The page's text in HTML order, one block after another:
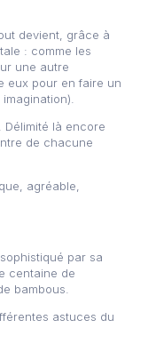
devient, grâce à
: comme les
une autre
eux pour en faire un
Délimité là encore
de chacune
agréable,
par sa
centaine de
bambous.
astuces du